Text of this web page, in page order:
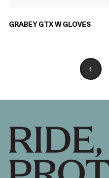
GRABEY GTX W GLOVES
1